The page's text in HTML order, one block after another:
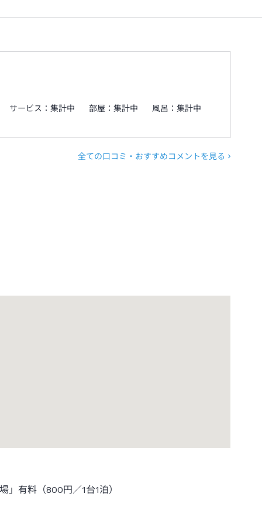
サービス：集計中 部屋：集計中 風呂：集計中
全ての口コミ・おすすめコメントを見る
有料（800円／1台1泊）